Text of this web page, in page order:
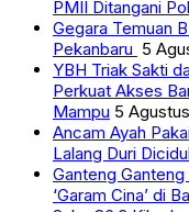
PMII Ditangani
Gegara Temuan
Pekanbaru 5
YBH Triak Sakti
Perkuat Akses
Mampu 5
Ancam Ayah
Lalang Duri
Ganteng
‘Garam Cina’ di